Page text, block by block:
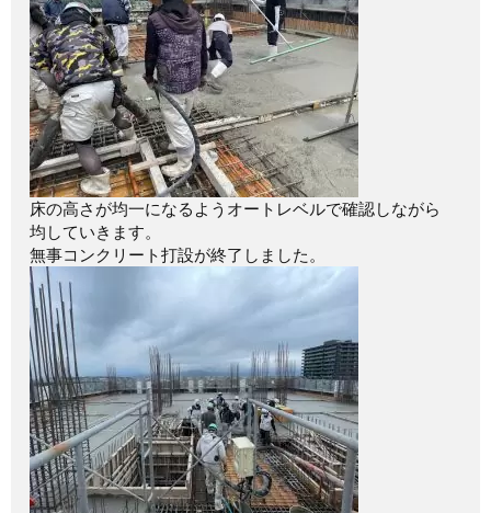
床の高さが均一になるようオートレベルで確認しながら
均していきます。
無事コンクリート打設が終了しました。